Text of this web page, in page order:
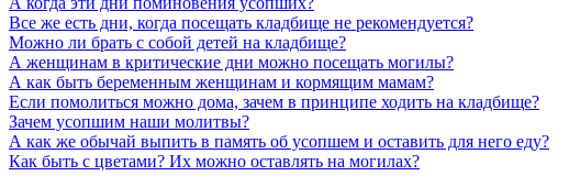
Все же есть дни, когда посещать кладбище не рекомендуется?
Можно ли брать с собой детей на кладбище?
А женщинам в критические дни можно посещать могилы?
А как быть беременным женщинам и кормящим мамам?
Если помолиться можно дома, зачем в принципе ходить на кладбище?
Зачем усопшим наши молитвы?
А как же обычай выпить в память об усопшем и оставить для него еду?
Как быть с цветами? Их можно оставлять на могилах?